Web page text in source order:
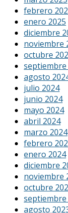
febrero
enero 2025
diciembre
noviembre
octubre
septiembre
agosto
julio 2024
junio 2024
mayo 2024
abril 2024
marzo 2024
febrero
enero 2024
diciembre
noviembre
octubre
septiembre
agosto